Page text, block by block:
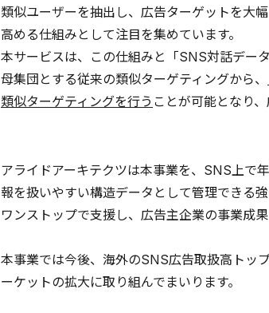
類似ユーザーを抽出し、広告ターゲットを大
高める仕組みとして注目を集めています。
本サービスは、この仕組みと「SNS対話デー
母集団とする従来の類似ターゲティングから、
類似ターゲティングを行う ことが可能となり
アライドアーキテクツは本事業を、SNS上で
報を扱いやすい構造データとして管理できる
ワンストップで支援し、広告主企業の事業成
本事業では今後、海外のSNS広告取扱高トッ
ーケットの拡大に取り組んでまいります。